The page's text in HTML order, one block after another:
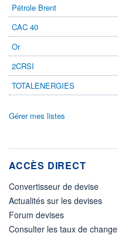
Pétrole Brent
CAC 40
Or
2CRSI
TOTALENERGIES
Gérer mes listes
ACCÈS DIRECT
Convertisseur de devise
Actualités sur les devises
Forum devises
Consulter les taux de change